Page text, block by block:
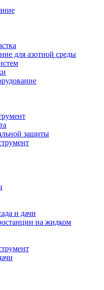
для азотной среды
защиты
и дачи
на жидком